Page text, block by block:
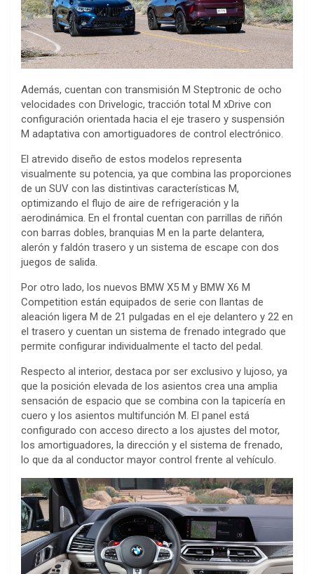
Además, cuentan con transmisión M Steptronic de ocho
velocidades con Drivelogic, tracción total M xDrive con
configuración orientada hacia el eje trasero y suspensión
M adaptativa con amortiguadores de control electrónico.
El atrevido diseño de estos modelos representa
visualmente su potencia, ya que combina las proporciones
de un SUV con las distintivas características M,
optimizando el flujo de aire de refrigeración y la
aerodinámica. En el frontal cuentan con parrillas de riñón
con barras dobles, branquias M en la parte delantera,
alerón y faldón trasero y un sistema de escape con dos
juegos de salida.
Por otro lado, los nuevos BMW X5 M y BMW X6 M
Competition están equipados de serie con llantas de
aleación ligera M de 21 pulgadas en el eje delantero y 22 en
el trasero y cuentan un sistema de frenado integrado que
permite configurar individualmente el tacto del pedal.
Respecto al interior, destaca por ser exclusivo y lujoso, ya
que la posición elevada de los asientos crea una amplia
sensación de espacio que se combina con la tapicería en
cuero y los asientos multifunción M. El panel está
configurado con acceso directo a los ajustes del motor,
los amortiguadores, la dirección y el sistema de frenado,
lo que da al conductor mayor control frente al vehículo.